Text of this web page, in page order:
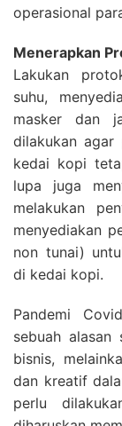
operasional
Menerapkan
Lakukan
suhu,
masker dan
dilakukan agar
kedai kopi
lupa juga
melakukan
menyediakan
non tunai)
di kedai kopi.
Pandemi
sebuah alasan
bisnis,
dan kreatif
perlu